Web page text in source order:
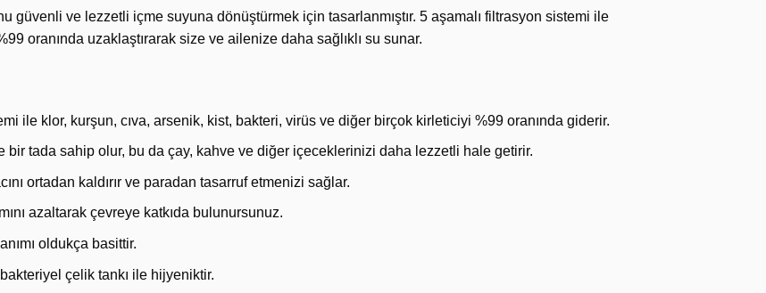
güvenli ve lezzetli içme suyuna dönüştürmek için tasarlanmıştır. 5 aşamalı filtrasyon sistemi ile
oranında uzaklaştırarak size ve ailenize daha sağlıklı su sunar.
ile klor, kurşun, cıva, arsenik, kist, bakteri, virüs ve diğer birçok kirleticiyi %99 oranında giderir.
bir tada sahip olur, bu da çay, kahve ve diğer içeceklerinizi daha lezzetli hale getirir.
ortadan kaldırır ve paradan tasarruf etmenizi sağlar.
azaltarak çevreye katkıda bulunursunuz.
oldukça basittir.
çelik tankı ile hijyeniktir.